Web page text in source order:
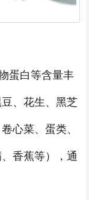
蛋白等含量丰
、花生、黑芝
心菜、蛋类、
香蕉等），通